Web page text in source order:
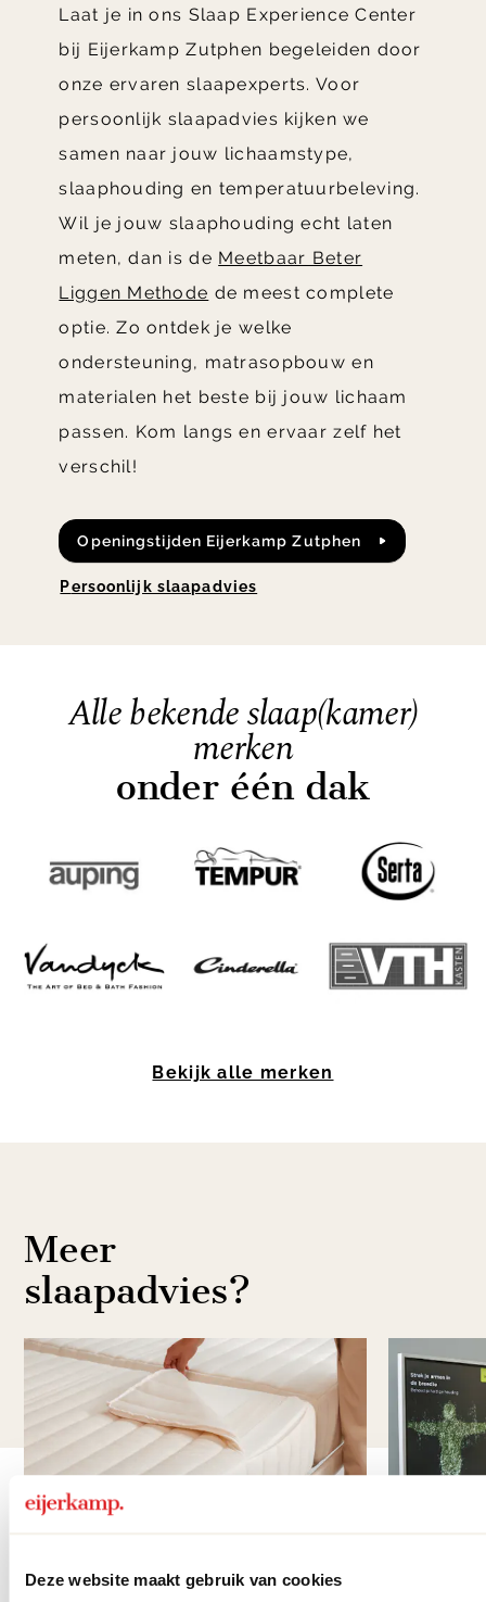
Deze website maakt gebruik van cookies
Laat je in ons Slaap Experience Center
bij Eijerkamp Zutphen begeleiden door
onze ervaren slaapexperts. Voor
persoonlijk slaapadvies kijken we
samen naar jouw lichaamstype,
slaaphouding en temperatuurbeleving.
Wil je jouw slaaphouding echt laten
meten, dan is de Meetbaar Beter
Liggen Methode de meest complete
optie. Zo ontdek je welke
ondersteuning, matrasopbouw en
materialen het beste bij jouw lichaam
passen. Kom langs en ervaar zelf het
verschil!
openingstijden Eijerkamp Zutphen
persoonlijk slaapadvies
Alle bekende slaap(kamer)
merken
onder één dak
Bekijk alle merken
Meer
slaapadvies?
Item